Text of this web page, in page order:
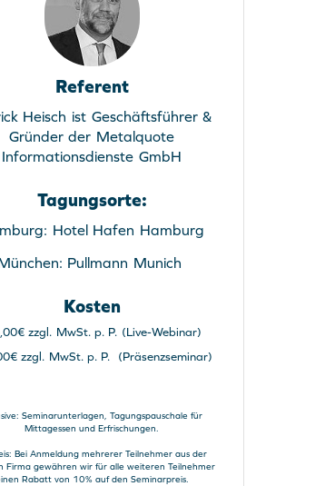
Referent
Heisch ist Geschäftsführer &
Gründer der Metalquote
Informationsdienste GmbH
Tagungsorte:
Hotel Hafen Hamburg
Pullmann Munich
Kosten
zzgl. MwSt. p. P. (Live-Webinar)
zzgl. MwSt. p. P. (Präsenzseminar)
Seminarunterlagen, Tagungspauschale für
Mittagessen und Erfrischungen.
Bei Anmeldung mehrerer Teilnehmer aus der
Firma gewähren wir für alle weiteren Teilnehmer
Rabatt von 10% auf den Seminarpreis.